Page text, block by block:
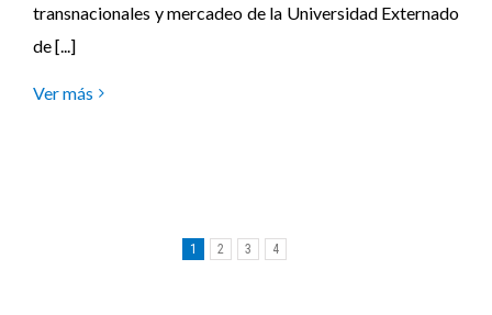
transnacionales y mercadeo de la Universidad Externado
de [...]
Ver más
1 2 3 4